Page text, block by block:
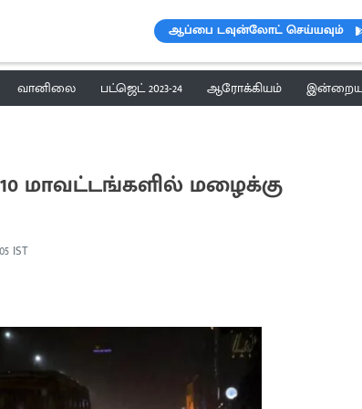
ஆப்பை டவுன்லோட் செய்யவும்
வானிலை பட்ஜெட் 2023-24 ஆரோக்கியம் இன்றைய
மாவட்டங்களில் மழைக்கு
IST